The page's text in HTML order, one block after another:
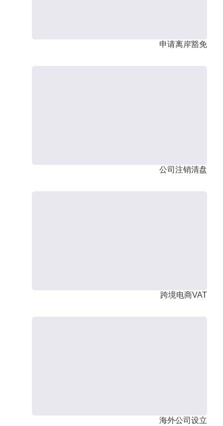
申请离岸豁免
公司注销清盘
跨境电商VAT
海外公司设立